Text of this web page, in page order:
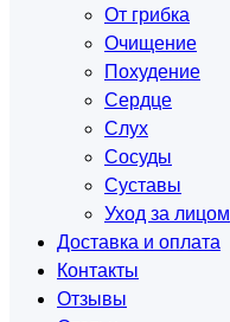
От грибка
Очищение
Похудение
Сердце
Слух
Сосуды
Суставы
Уход за лицом
Доставка и оплата
Контакты
Отзывы